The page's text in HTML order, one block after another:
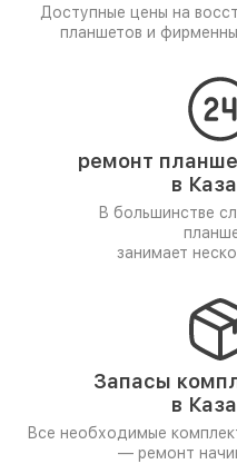
Доступные цены на
планшетов и
ремонт
в
В большинстве
занимает
Запасы
в
Все необходимые
— ремонт